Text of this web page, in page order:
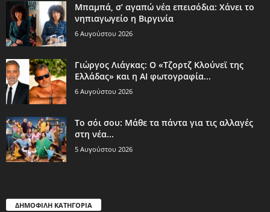
Μπαμπά, σ’ αγαπώ νέα επεισόδια: Χάνει το
νηπιαγωγείο η Βιργινία
6 Αυγούστου 2026
Γιώργος Λιάγκας: Ο «Τζορτζ Κλούνεϊ της
Ελλάδας» και η AI φωτογραφία...
6 Αυγούστου 2026
Το σόι σου: Μάθε τα πάντα για τις αλλαγές
στη νέα...
5 Αυγούστου 2026
ΔΗΜΟΦΙΛΗ ΚΑΤΗΓΟΡΙΑ